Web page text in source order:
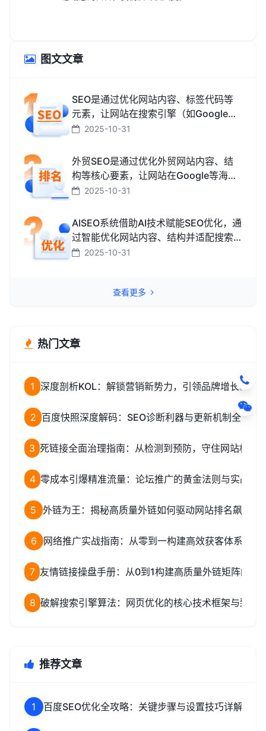
图文文章
SEO是通过优化网站内容、标签代码等
元素，让网站在搜索引擎（如Google、
百度、搜狗、必应）中排名更靠前，从
2025-10-31
外贸SEO是通过优化外贸网站内容、结
构等核心要素，让网站在Google等海外
搜索引擎中排名靠前，获取海外精准流
2025-10-31
AISEO系统借助AI技术赋能SEO优化，通
过智能优化网站内容、结构并适配搜索
引擎规则，助力网站快速提升排名，从
2025-10-31
查看更多
热门文章
1 深度剖析KOL：解锁营销新势力，引领品牌增长新路
2 百度快照深度解码：SEO诊断利器与更新机制全揭秘
3 死链接全面治理指南：从检测到预防，守住网站权重
4 零成本引爆精准流量：论坛推广的黄金法则与实战全
5 外链为王：揭秘高质量外链如何驱动网站排名飙升
6 网络推广实战指南：从零到一构建高效获客体系
7 友情链接操盘手册：从0到1构建高质量外链矩阵的完
8 破解搜索引擎算法：网页优化的核心技术框架与致命
推荐文章
1 百度SEO优化全攻略：关键步骤与设置技巧详解